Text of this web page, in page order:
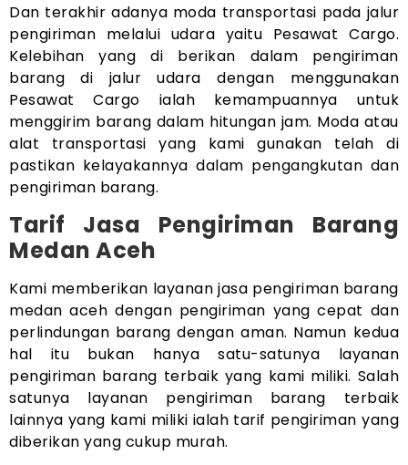
Dan terakhir adanya moda transportasi pada jalur
pengiriman melalui udara yaitu Pesawat Cargo.
Kelebihan yang di berikan dalam pengiriman
barang di jalur udara dengan menggunakan
Pesawat Cargo ialah kemampuannya untuk
menggirim barang dalam hitungan jam. Moda atau
alat transportasi yang kami gunakan telah di
pastikan kelayakannya dalam pengangkutan dan
pengiriman barang.
Tarif Jasa Pengiriman Barang
Medan Aceh
Kami memberikan layanan jasa pengiriman barang
medan aceh dengan pengiriman yang cepat dan
perlindungan barang dengan aman. Namun kedua
hal itu bukan hanya satu-satunya layanan
pengiriman barang terbaik yang kami miliki. Salah
satunya layanan pengiriman barang terbaik
lainnya yang kami miliki ialah tarif pengiriman yang
diberikan yang cukup murah.